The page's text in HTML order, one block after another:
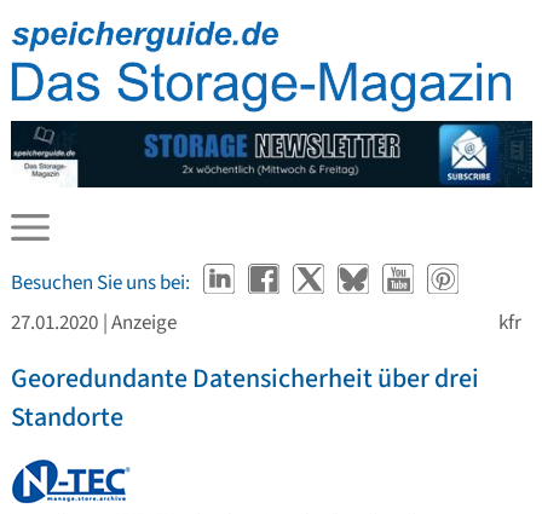
Besuchen Sie uns bei:
27.01.2020 | Anzeige kfr
Georedundante Datensicherheit über drei
Standorte